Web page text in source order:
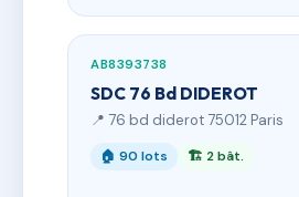
AB8393738
SDC 76 Bd DIDEROT
📍 76 bd diderot 75012 Paris
🏠 90 lots 🏗 2 bât.